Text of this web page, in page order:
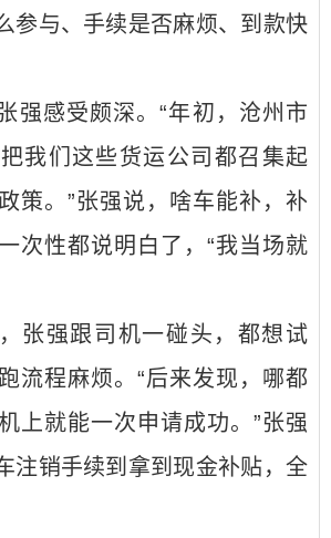
参与、手续是否麻烦、到款快
强感受颇深。“年初，沧州市
我们这些货运公司都召集起
策。”张强说，啥车能补，补
次性都说明白了，“我当场就
张强跟司机一碰头，都想试
流程麻烦。“后来发现，哪都
上就能一次申请成功。”张强
注销手续到拿到现金补贴，全